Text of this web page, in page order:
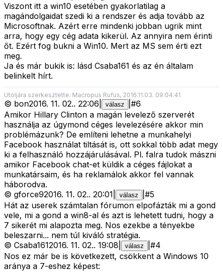
Viszont itt a win10 esetében gyakorlatilag a
magándolgaidat szedi ki a rendszer és adja tovább az
Microsoftnak. Azért erre mindenki jobban ugrik mint
arra, hogy egy cég adata kikerül. Az annyira nem érinti
őt. Ezért fog bukni a Win10. Mert az MS sem érti ezt
meg.
Ja és már bukik is: lásd Csaba161 és az én általam
belinkelt hírt.
Utoljára szerkesztette: Macropus Rufus, 2016.11.03. 09:04:41
© bon2016. 11. 02.. 22:06 válasz #6
Amikor Hillary Clinton a magán levelező szerverét
használja az úgymond céges levelezésére akkor min
problémázunk? De említeni lehetne a munkahelyi
Facebook használat tiltását is, ott sokkal több adat megy
ki a felhasználó hozzájárulásával. Pl. falra tudok mászni
amikor Facebook chat-et küldik a céges fájlokat a
munkatársaim, és ha reklamálok akkor fel vannak
háborodva.
© gforce92016. 11. 02.. 20:01 válasz #5
Hát az userek számtalan fórumon elpofázták mi a gond
vele, mi a gond a win8-al és azt is lehetett tudni, hogy a
7 sikerét mi alapozta meg. Nos ezekbe a tényekbe
beleszarni... nem túl kiváló stratégia.
© Csaba1612016. 11. 02.. 19:08 válasz #4
Nos ez már be is következett, csökkent a Windows 10
aránya a 7-eshez képest: